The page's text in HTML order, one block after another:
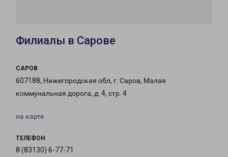
Филиалы в Сарове
САРОВ
607188, Нижегородская обл, г. Саров, Малая
коммунальная дорога, д. 4, стр. 4
на карте
ТЕЛЕФОН
8 (83130) 6-77-71